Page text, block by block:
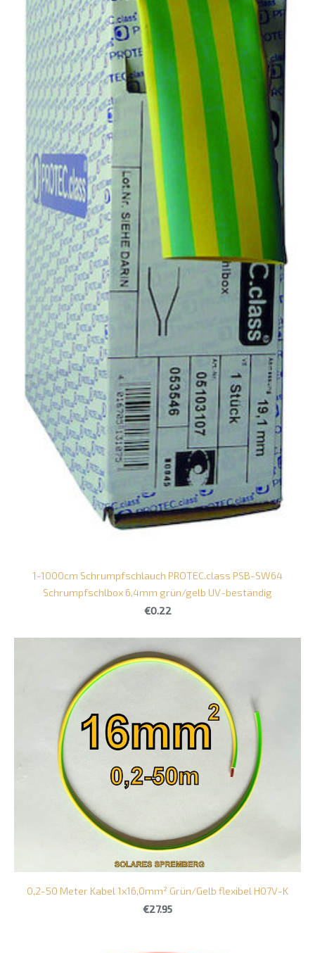
1-1000cm Schrumpfschlauch PROTEC.class PSB-SW64
Schrumpfschlbox 6,4mm grün/gelb UV-beständig
€0.22
0,2-50 Meter Kabel 1x16,0mm² Grün/Gelb flexibel H07V-K
€27.95